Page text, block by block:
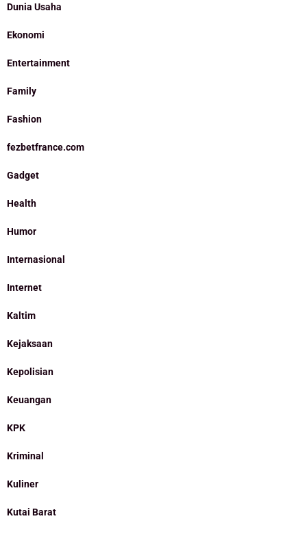
Dunia Usaha
Ekonomi
Entertainment
Family
Fashion
fezbetfrance.com
Gadget
Health
Humor
Internasional
Internet
Kaltim
Kejaksaan
Kepolisian
Keuangan
KPK
Kriminal
Kuliner
Kutai Barat